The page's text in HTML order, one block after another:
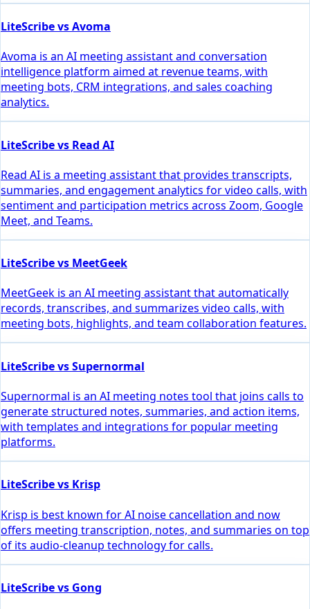
LiteScribe vs Avoma
Avoma is an AI meeting assistant and conversation
intelligence platform aimed at revenue teams, with
meeting bots, CRM integrations, and sales coaching
analytics.
LiteScribe vs Read AI
Read AI is a meeting assistant that provides transcripts,
summaries, and engagement analytics for video calls, with
sentiment and participation metrics across Zoom, Google
Meet, and Teams.
LiteScribe vs MeetGeek
MeetGeek is an AI meeting assistant that automatically
records, transcribes, and summarizes video calls, with
meeting bots, highlights, and team collaboration features.
LiteScribe vs Supernormal
Supernormal is an AI meeting notes tool that joins calls to
generate structured notes, summaries, and action items,
with templates and integrations for popular meeting
platforms.
LiteScribe vs Krisp
Krisp is best known for AI noise cancellation and now
offers meeting transcription, notes, and summaries on top
of its audio-cleanup technology for calls.
LiteScribe vs Gong